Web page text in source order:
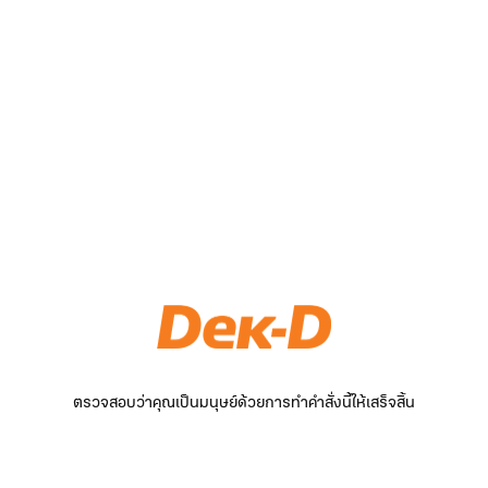
ตรวจสอบว่าคุณเป็นมนุษย์ด้วยการทำคำสั่งนี้ให้เสร็จสิ้น